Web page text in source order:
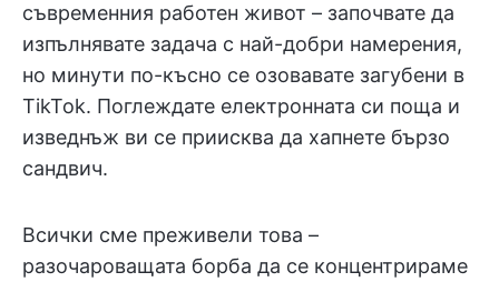
съвременния работен живот – започвате да
изпълнявате задача с най-добри намерения,
но минути по-късно се озовавате загубени в
TikTok. Поглеждате електронната си поща и
изведнъж ви се приисква да хапнете бързо
сандвич.
Всички сме преживели това –
разочароващата борба да се концентрираме